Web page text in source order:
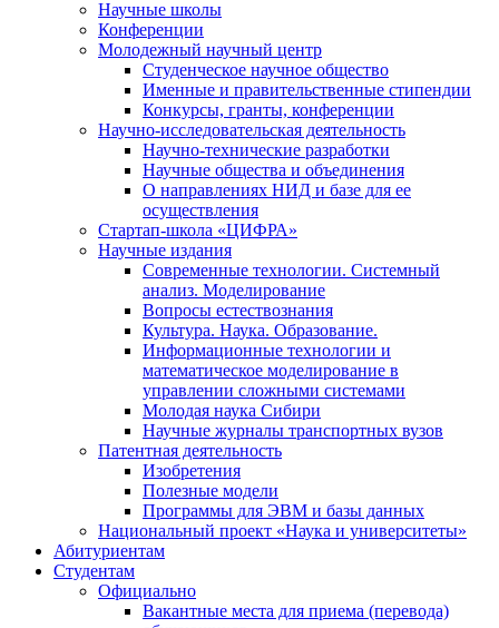
Научные школы
Конференции
Молодежный научный центр
Студенческое научное общество
Именные и правительственные стипендии
Конкурсы, гранты, конференции
Научно-исследовательская деятельность
Научно-технические разработки
Научные общества и объединения
О направлениях НИД и базе для ее
осуществления
Стартап-школа «ЦИФРА»
Научные издания
Современные технологии. Системный
анализ. Моделирование
Вопросы естествознания
Культура. Наука. Образование.
Информационные технологии и
математическое моделирование в
управлении сложными системами
Молодая наука Сибири
Научные журналы транспортных вузов
Патентная деятельность
Изобретения
Полезные модели
Программы для ЭВМ и базы данных
Национальный проект «Наука и университеты»
Абитуриентам
Студентам
Официально
Вакантные места для приема (перевода)